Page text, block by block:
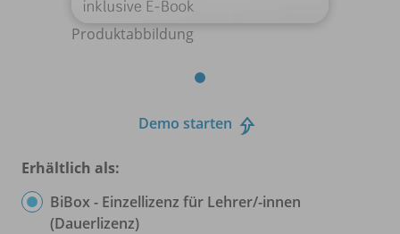
Produktabbildung
Demo starten
Erhältlich als:
BiBox - Einzellizenz für Lehrer/-innen
(Dauerlizenz)